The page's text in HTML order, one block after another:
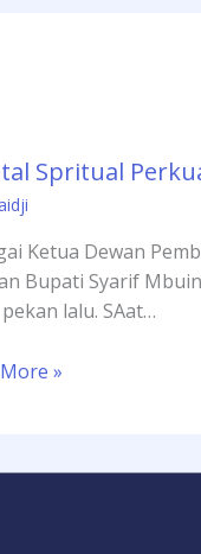
Spritual
Ketua Dewan
Bupati Syarif
lalu. SAat…
»